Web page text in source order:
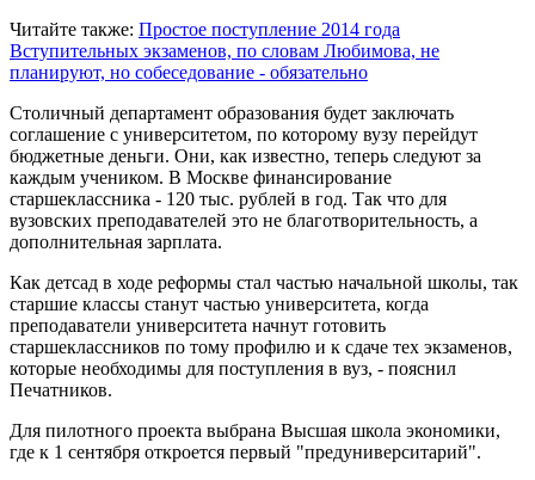
Читайте также: Простое поступление 2014 года
Вступительных экзаменов, по словам Любимова, не
планируют, но собеседование - обязательно
Столичный департамент образования будет заключать
соглашение с университетом, по которому вузу перейдут
бюджетные деньги. Они, как известно, теперь следуют за
каждым учеником. В Москве финансирование
старшеклассника - 120 тыс. рублей в год. Так что для
вузовских преподавателей это не благотворительность, а
дополнительная зарплата.
Как детсад в ходе реформы стал частью начальной школы, так
старшие классы станут частью университета, когда
преподаватели университета начнут готовить
старшеклассников по тому профилю и к сдаче тех экзаменов,
которые необходимы для поступления в вуз, - пояснил
Печатников.
Для пилотного проекта выбрана Высшая школа экономики,
где к 1 сентября откроется первый "предуниверситарий".